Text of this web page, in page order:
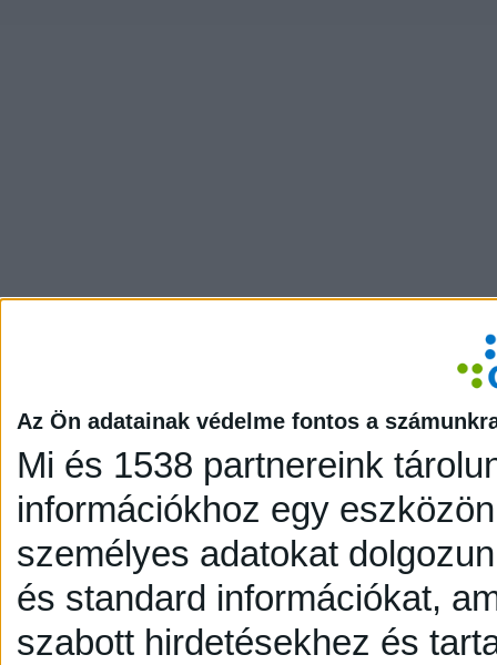
Az Ön adatainak védelme fontos a
Mi és 1538 partnereink
információkhoz egy
személyes adatokat
és standard információkat,
szabott hirdetésekhez és